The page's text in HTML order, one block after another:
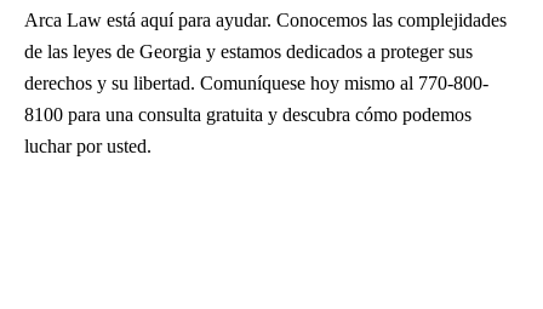
Arca Law está aquí para ayudar. Conocemos las complejidades
de las leyes de Georgia y estamos dedicados a proteger sus
derechos y su libertad. Comuníquese hoy mismo al 770-800-
8100 para una consulta gratuita y descubra cómo podemos
luchar por usted.